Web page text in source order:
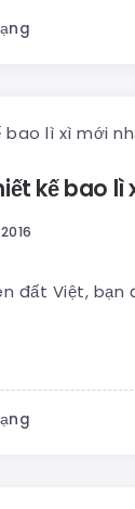
kế bao lì
đất Việt, bạn